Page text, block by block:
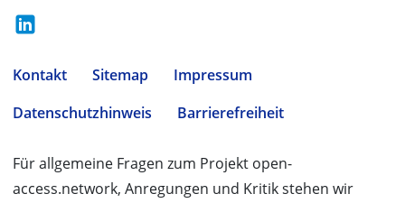
Kontakt Sitemap
Impressum
Datenschutzhinweis
Barrierefreiheit
Für allgemeine Fragen zum Projekt open-
access.network, Anregungen und Kritik stehen wir